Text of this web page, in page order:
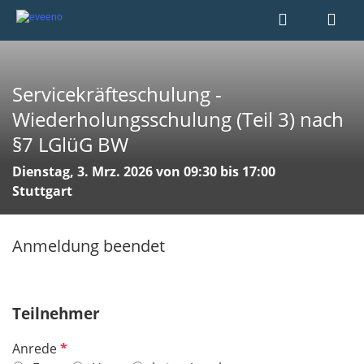
Servicekräfteschulung -
Wiederholungsschulung (Teil 3) nach
§7 LGlüG BW
Dienstag, 3. Mrz. 2026 von 09:30 bis 17:00
Stuttgart
Anmeldung beendet
Teilnehmer
AnredeP